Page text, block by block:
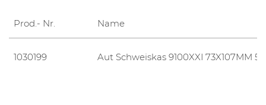
Prod.- Nr. Name
1030199 Aut Schweiskas 9100XXI 73X107MM 5/